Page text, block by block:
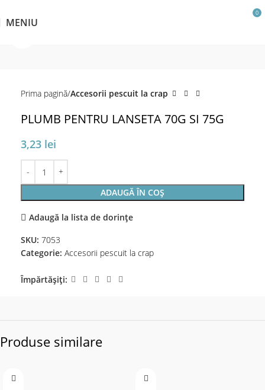
MENIU
0
Prima pagină Accesorii pescuit la crap
PLUMB PENTRU LANSETA 70G SI 75G
3,23 lei
ADAUGĂ ÎN COȘ
Adaugă la lista de dorințe
SKU: 7053
Categorie: Accesorii pescuit la crap
Împărtășiți:
Produse similare